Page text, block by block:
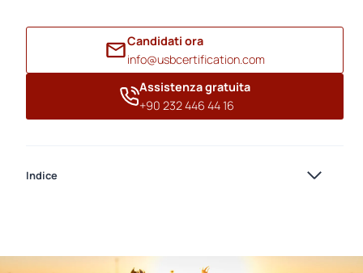
Candidati ora
info@usbcertification.com
Assistenza gratuita
+90 232 446 44 16
Indice